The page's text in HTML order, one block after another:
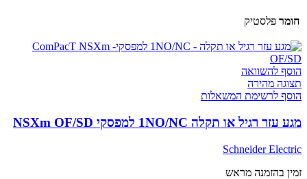
חומר פלסטיק
הוסף להשוואה
תצוגה מהירה
הוסף לרשימת המשאלות
מגע עזר רגיל או תקלה 1NO/NC למפסקי NSXm OF/SD
Schneider Electric
זמין בהזמנה מראש